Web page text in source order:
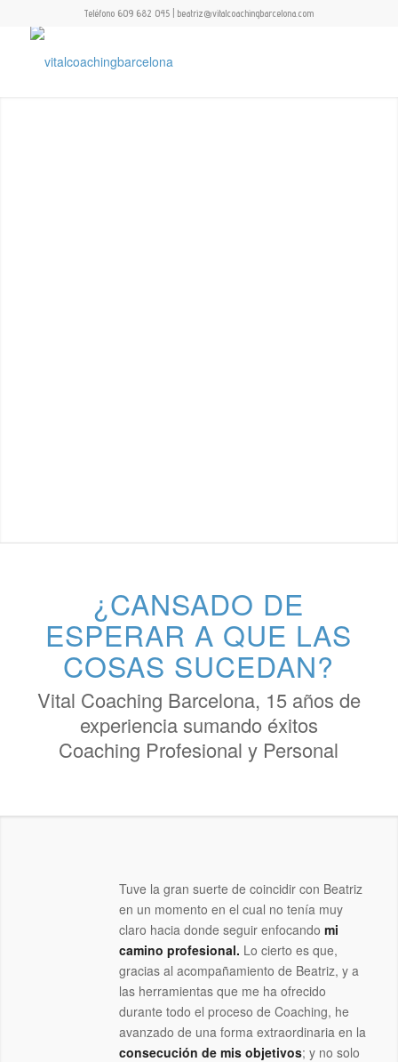
Teléfono 609 682 045 | beatriz@vitalcoachingbarcelona.com
¿CANSADO DE
ESPERAR A QUE LAS
COSAS SUCEDAN?
Vital Coaching Barcelona, 15 años de
experiencia sumando éxitos
Coaching Profesional y Personal
Tuve la gran suerte de coincidir con Beatriz
en un momento en el cual no tenía muy
claro hacia donde seguir enfocando mi
camino profesional. Lo cierto es que,
gracias al acompañamiento de Beatriz, y a
las herramientas que me ha ofrecido
durante todo el proceso de Coaching, he
avanzado de una forma extraordinaria en la
consecución de mis objetivos; y no solo